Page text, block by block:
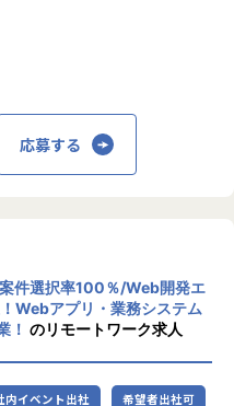
り平均150万円アップさ
100％給与を保証。
験にマッチする案件が一
、給与を満額支給しま
元します。
たら、紹介者に40万円
ービス
の多様化に伴い専門的な
ィング領域にも展開し、
ーケターのデータベー
課題解決に貢献していま
ィングやメディア運営で
ス
れまで15社のM&Aを実現
の高度な専門性を持つ人
業のグロース・M&A支援
支援しています。グルー
応募する
件選択率100％/Web開発エ
Webアプリ・業務システム
！ のリモートワーク求人
内イベント出社 希望者出社可